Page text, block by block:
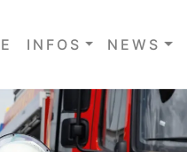
INFOS NEWS